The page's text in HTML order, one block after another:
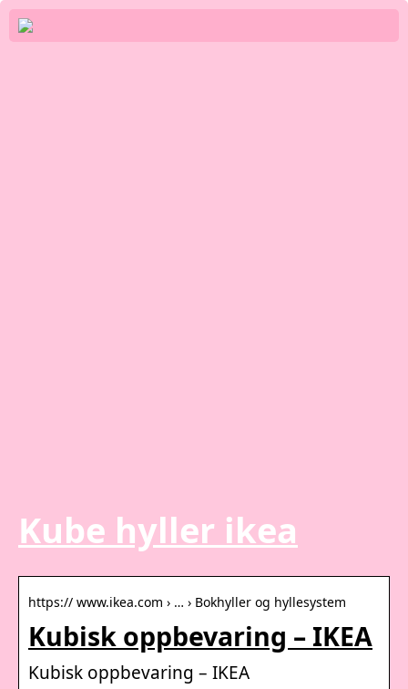
Kube hyller ikea
https:// www.ikea.com › … › Bokhyller og hyllesystem
Kubisk oppbevaring – IKEA
Kubisk oppbevaring – IKEA